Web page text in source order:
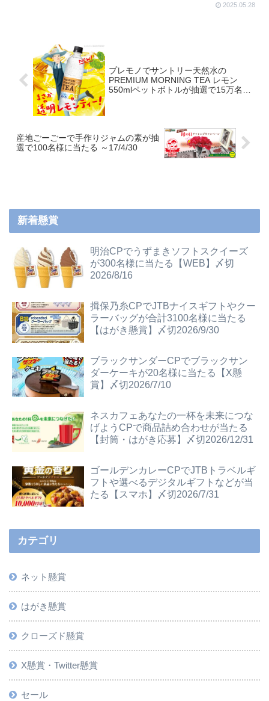
2025.05.28
プレモノでサントリー天然水の
PREMIUM MORNING TEA レモン
550mlペットボトルが抽選で15万名様
産地ごーごーで手作りジャムの素が抽
選で100名様に当たる ～17/4/30
新着懸賞
明治CPでうずまきソフトスクイーズ
が300名様に当たる【WEB】〆切
2026/8/16
揖保乃糸CPでJTBナイスギフトやクー
ラーバッグが合計3100名様に当たる
【はがき懸賞】〆切2026/9/30
ブラックサンダーCPでブラックサン
ダーケーキが20名様に当たる【X懸
賞】〆切2026/7/10
ネスカフェあなたの一杯を未来につな
げようCPで商品詰め合わせが当たる
【封筒・はがき応募】〆切2026/12/31
ゴールデンカレーCPでJTBトラベルギ
フトや選べるデジタルギフトなどが当
たる【スマホ】〆切2026/7/31
カテゴリ
ネット懸賞
はがき懸賞
クローズド懸賞
X懸賞・Twitter懸賞
セール